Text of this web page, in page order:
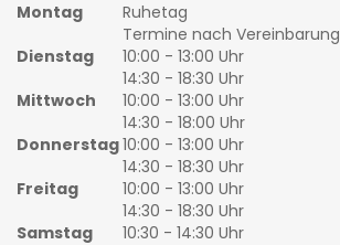
Montag
Ruhetag
Termine nach Vereinbarung
Dienstag
10:00 - 13:00 Uhr
14:30 - 18:30 Uhr
Mittwoch
10:00 - 13:00 Uhr
14:30 - 18:00 Uhr
Donnerstag10:00 - 13:00 Uhr
14:30 - 18:30 Uhr
Freitag
10:00 - 13:00 Uhr
14:30 - 18:30 Uhr
Samstag
10:30 - 14:30 Uhr